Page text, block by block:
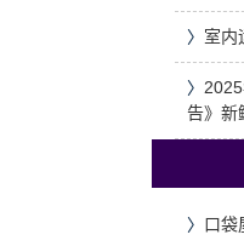
〉 室内
〉
告》新
〉 口袋